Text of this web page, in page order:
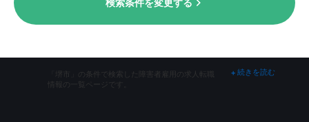
掲載をご希望の企業様
検索条件を変更する
「堺市」の条件で検索した障害者雇用の求人転職
情報の一覧ページです。
+ 続きを読む